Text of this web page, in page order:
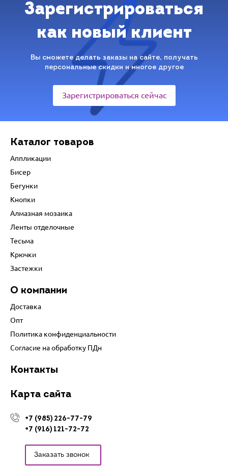
Зарегистрироваться
как новый клиент
Вы сможете делать заказы на сайте, получать
персональные скидки и многое другое
Зарегистрироваться сейчас
Каталог товаров
Аппликации
Бисер
Бегунки
Кнопки
Алмазная мозаика
Ленты отделочные
Тесьма
Крючки
Застежки
О компании
Доставка
Опт
Политика конфиденциальности
Согласие на обработку ПДн
Контакты
Карта сайта
+7 (985) 226-77-79
+7 (916) 121-72-72
Заказать звонок